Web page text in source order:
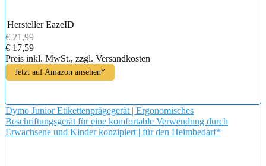
Hersteller EazeID
€ 21,99
€ 17,59
Preis inkl. MwSt., zzgl. Versandkosten
Jetzt auf Amazon ansehen*
Dymo Junior Etikettenprägegerät | Ergonomisches
Beschriftungsgerät für eine komfortable Verwendung durch
Erwachsene und Kinder konzipiert | für den Heimbedarf*